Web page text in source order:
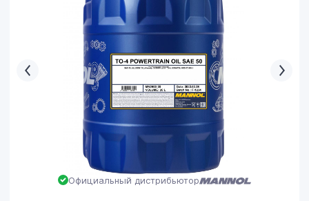
Официальный дистрибьютор